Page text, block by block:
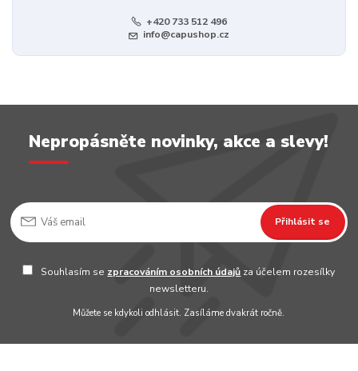
+420 733 512 496
info@capushop.cz
Nepropásněte novinky, akce a slevy!
Přihlásit se
Souhlasím se zpracováním osobních údajů za účelem rozesílky
newsletteru.
Můžete se kdykoli odhlásit. Zasíláme dvakrát ročně.